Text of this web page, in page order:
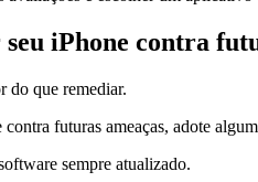
iPhone contra
do que remediar.
futuras ameaças, adote
sempre atualizado.